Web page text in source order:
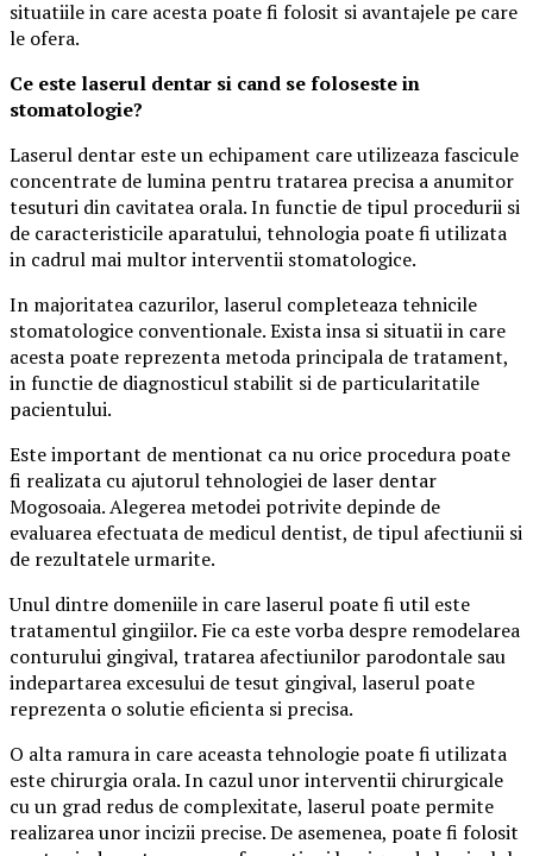
situatiile in care acesta poate fi folosit si avantajele pe care
le ofera.
Ce este laserul dentar si cand se foloseste in
stomatologie?
Laserul dentar este un echipament care utilizeaza fascicule
concentrate de lumina pentru tratarea precisa a anumitor
tesuturi din cavitatea orala. In functie de tipul procedurii si
de caracteristicile aparatului, tehnologia poate fi utilizata
in cadrul mai multor interventii stomatologice.
In majoritatea cazurilor, laserul completeaza tehnicile
stomatologice conventionale. Exista insa si situatii in care
acesta poate reprezenta metoda principala de tratament,
in functie de diagnosticul stabilit si de particularitatile
pacientului.
Este important de mentionat ca nu orice procedura poate
fi realizata cu ajutorul tehnologiei de laser dentar
Mogosoaia. Alegerea metodei potrivite depinde de
evaluarea efectuata de medicul dentist, de tipul afectiunii si
de rezultatele urmarite.
Unul dintre domeniile in care laserul poate fi util este
tratamentul gingiilor. Fie ca este vorba despre remodelarea
conturului gingival, tratarea afectiunilor parodontale sau
indepartarea excesului de tesut gingival, laserul poate
reprezenta o solutie eficienta si precisa.
O alta ramura in care aceasta tehnologie poate fi utilizata
este chirurgia orala. In cazul unor interventii chirurgicale
cu un grad redus de complexitate, laserul poate permite
realizarea unor incizii precise. De asemenea, poate fi folosit